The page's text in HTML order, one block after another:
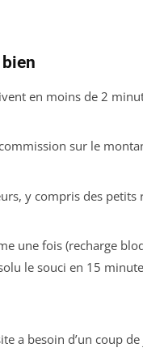
en moins de 2
sur le
y compris des petits
une fois (recharge
le souci en 15
a besoin d’un coup de